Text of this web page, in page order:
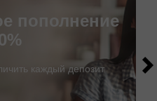
пополнение
каждый депозит